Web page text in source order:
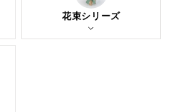
花束シリーズ